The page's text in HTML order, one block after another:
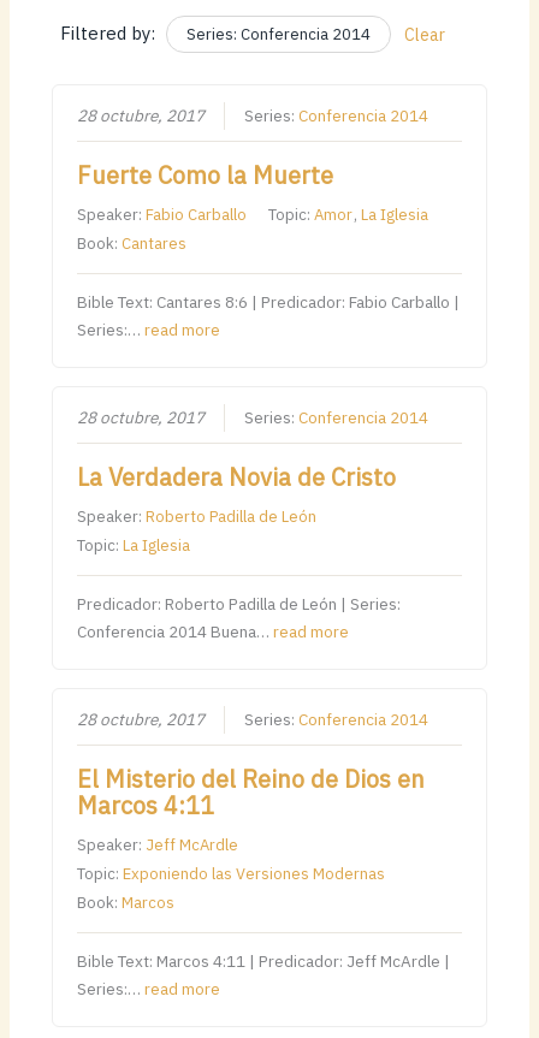
Filtered by: Series: Conferencia 2014 Clear
28 octubre, 2017 Series:Conferencia 2014
Fuerte Como la Muerte
Speaker:Fabio Carballo Topic:Amor,La Iglesia
Book:Cantares
Bible Text: Cantares 8:6 | Predicador: Fabio Carballo |
Series:…read more
28 octubre, 2017 Series:Conferencia 2014
La Verdadera Novia de Cristo
Speaker:Roberto Padilla de León
Topic:La Iglesia
Predicador: Roberto Padilla de León | Series:
Conferencia 2014 Buena…read more
28 octubre, 2017 Series:Conferencia 2014
El Misterio del Reino de Dios en
Marcos 4:11
Speaker: Jeff McArdle
Topic:Exponiendo las Versiones Modernas
Book:Marcos
Bible Text: Marcos 4:11 | Predicador: Jeff McArdle |
Series:…read more